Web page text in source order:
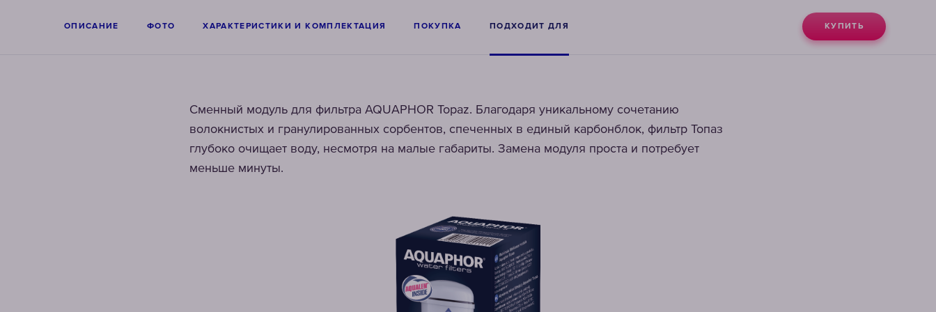
ОПИСАНИЕ ФОТО ХАРАКТЕРИСТИКИ И КОМПЛЕКТАЦИЯ ПОКУПКА ПОДХОДИТ ДЛЯ КУПИТЬ
Сменный модуль для фильтра AQUAPHOR Topaz. Благодаря уникальному сочетанию
волокнистых и гранулированных сорбентов, спеченных в единый карбонблок, фильтр Топаз
глубоко очищает воду, несмотря на малые габариты. Замена модуля проста и потребует
меньше минуты.